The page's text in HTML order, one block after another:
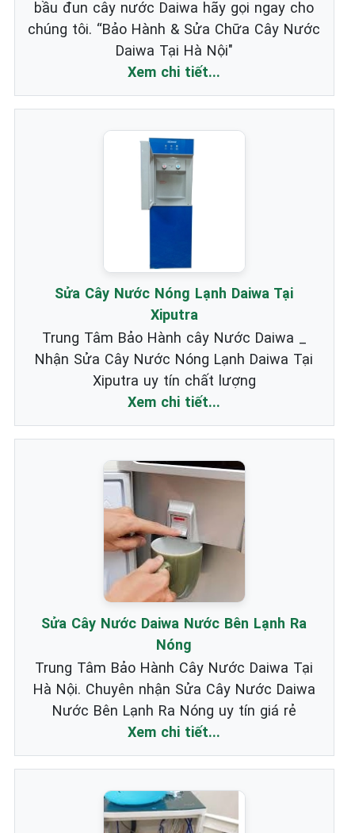
bầu đun cây nước Daiwa hãy gọi ngay cho
chúng tôi. “Bảo Hành & Sửa Chữa Cây Nước
Daiwa Tại Hà Nội"
Xem chi tiết...
Sửa Cây Nước Nóng Lạnh Daiwa Tại
Xiputra
Trung Tâm Bảo Hành cây Nước Daiwa _
Nhận Sửa Cây Nước Nóng Lạnh Daiwa Tại
Xiputra uy tín chất lượng
Xem chi tiết...
Sửa Cây Nước Daiwa Nước Bên Lạnh Ra
Nóng
Trung Tâm Bảo Hành Cây Nước Daiwa Tại
Hà Nội. Chuyên nhận Sửa Cây Nước Daiwa
Nước Bên Lạnh Ra Nóng uy tín giá rẻ
Xem chi tiết...